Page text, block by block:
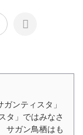
ンティスタ」
タ」ではみなさ
サガン鳥栖はも